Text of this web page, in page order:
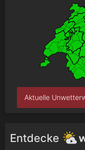
Aktuelle
Entdecke